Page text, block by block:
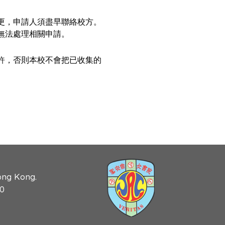
申請人須盡早聯絡校方。
處理相關申請。
，否則本校不會把已收集的
Kong.